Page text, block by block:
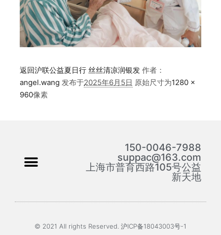
返回沪联公益夏日行 丝丝清凉润银发 作者：
angel.wang 发布于2025年6月5日 原始尺寸为1280 ×
960像素
150-0046-7988
suppac@163.com
上海市普育西路105号公益
新天地
© 2021 All rights Reserved. 沪ICP备18043003号-1